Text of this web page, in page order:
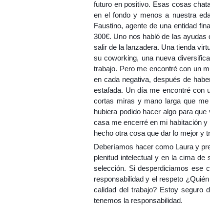
futuro en positivo. Esas cosas
en el fondo y menos a nuestra
Faustino, agente de una entidad
300€. Uno nos habló de las
salir de la lanzadera. Una tienda
su coworking, una nueva
trabajo. Pero me encontré con un
en cada negativa, después de
estafada. Un día me encontré con
cortas miras y mano larga que
hubiera podido hacer algo para
casa me encerré en mi habitación
hecho otra cosa que dar lo mejor y
Deberíamos hacer como Laura y
plenitud intelectual y en la cima de
selección. Si desperdiciamos ese
responsabilidad y el respeto
calidad del trabajo? Estoy seguro
tenemos la responsabilidad.